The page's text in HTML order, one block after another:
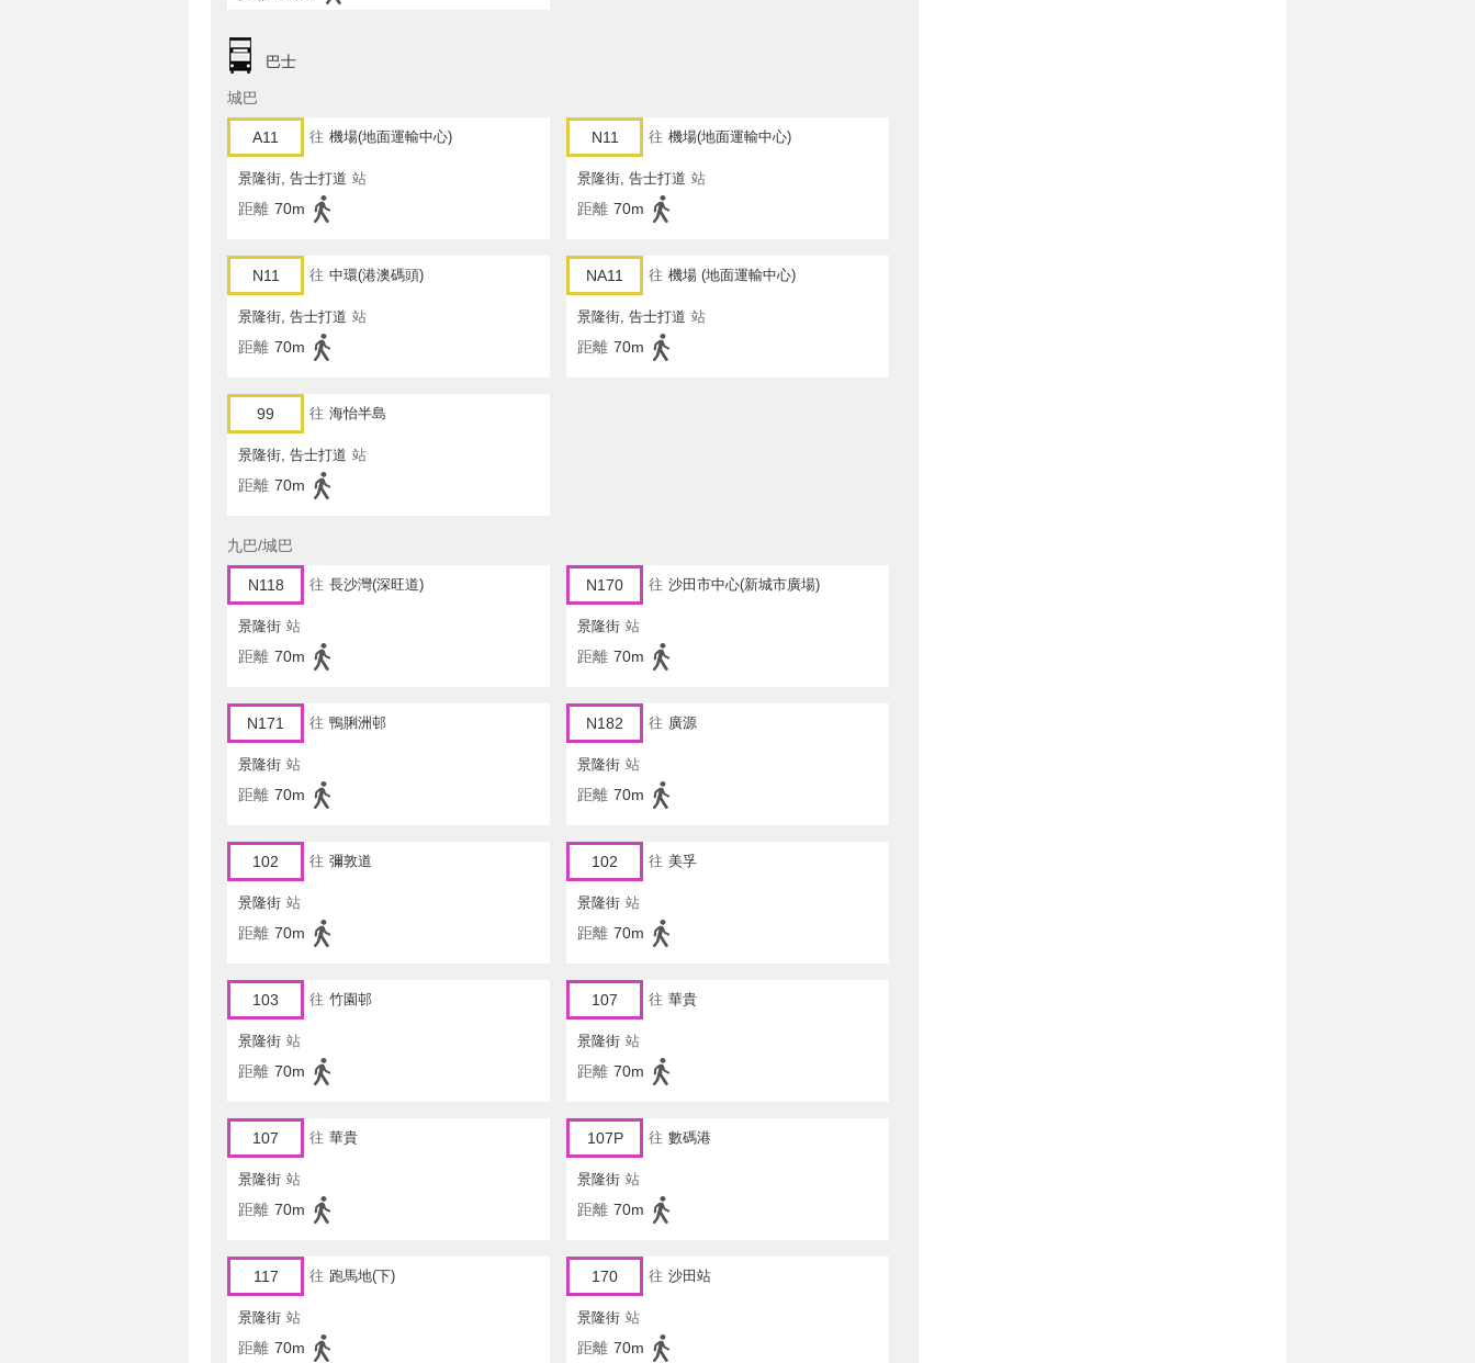
巴士
城巴
A11 往 機場(地面運輸中心)
景隆街, 告士打道 站
距離 70m
N11 往 機場(地面運輸中心)
景隆街, 告士打道 站
距離 70m
N11 往 中環(港澳碼頭)
景隆街, 告士打道 站
距離 70m
NA11 往 機場 (地面運輸中心)
景隆街, 告士打道 站
距離 70m
99 往 海怡半島
景隆街, 告士打道 站
距離 70m
九巴/城巴
N118 往 長沙灣(深旺道)
景隆街 站
距離 70m
N170 往 沙田市中心(新城市廣場)
景隆街 站
距離 70m
N171 往 鴨脷洲邨
景隆街 站
距離 70m
N182 往 廣源
景隆街 站
距離 70m
102 往 彌敦道
景隆街 站
距離 70m
102 往 美孚
景隆街 站
距離 70m
103 往 竹園邨
景隆街 站
距離 70m
107 往 華貴
景隆街 站
距離 70m
107 往 華貴
景隆街 站
距離 70m
107P 往 數碼港
景隆街 站
距離 70m
117 往 跑馬地(下)
景隆街 站
距離 70m
170 往 沙田站
景隆街 站
距離 70m